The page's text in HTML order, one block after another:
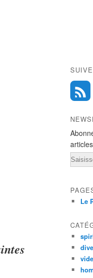
Email
Le